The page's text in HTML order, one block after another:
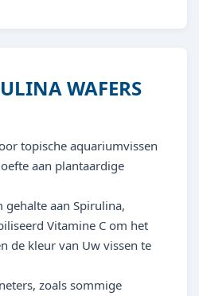
WAFERS
topische aquariumvissen
aan plantaardige
aan Spirulina,
Vitamine C om het
de kleur van Uw vissen te
zoals sommige